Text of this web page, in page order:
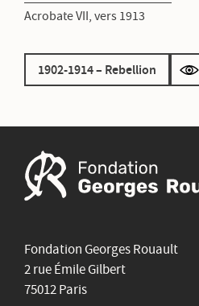
Acrobate VII, vers 1913
1902-1914 – Rebellion
Fondation Georges Rouault
2 rue Émile Gilbert
75012 Paris